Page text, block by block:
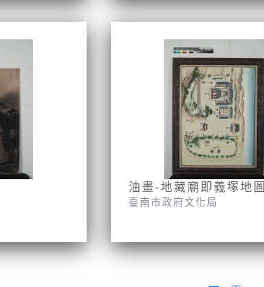
油畫-地藏廟即義塚地圖
臺南市政府文化局